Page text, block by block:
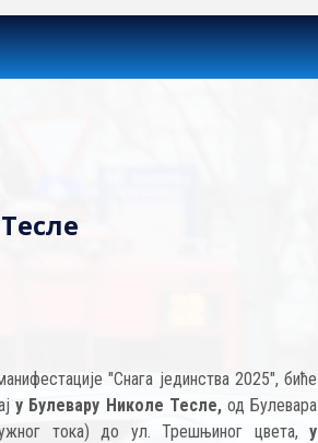
"Снага јединства 2025", биће
у Булевару Николе Тесле,од Булевара
тока) до ул. Трешњиног цвета,у